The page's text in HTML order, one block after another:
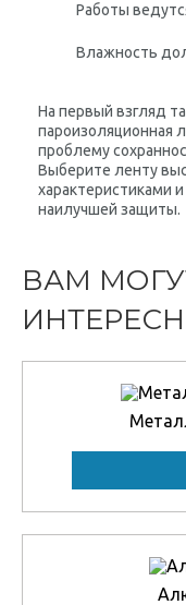
Работы
Влажность
На первый взгляд
пароизоляционная
проблему
Выберите ленту
характеристиками
наилучшей защиты.
ВАМ